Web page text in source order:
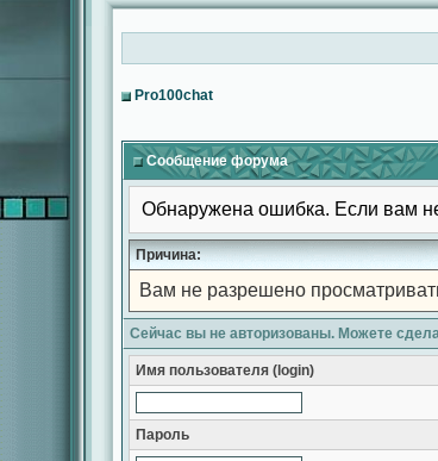
Pro100chat
Сообщение форума
Обнаружена ошибка. Если вам
Причина:
Вам не разрешено
Сейчас вы не авторизованы. Можете
Имя пользователя (login)
Пароль